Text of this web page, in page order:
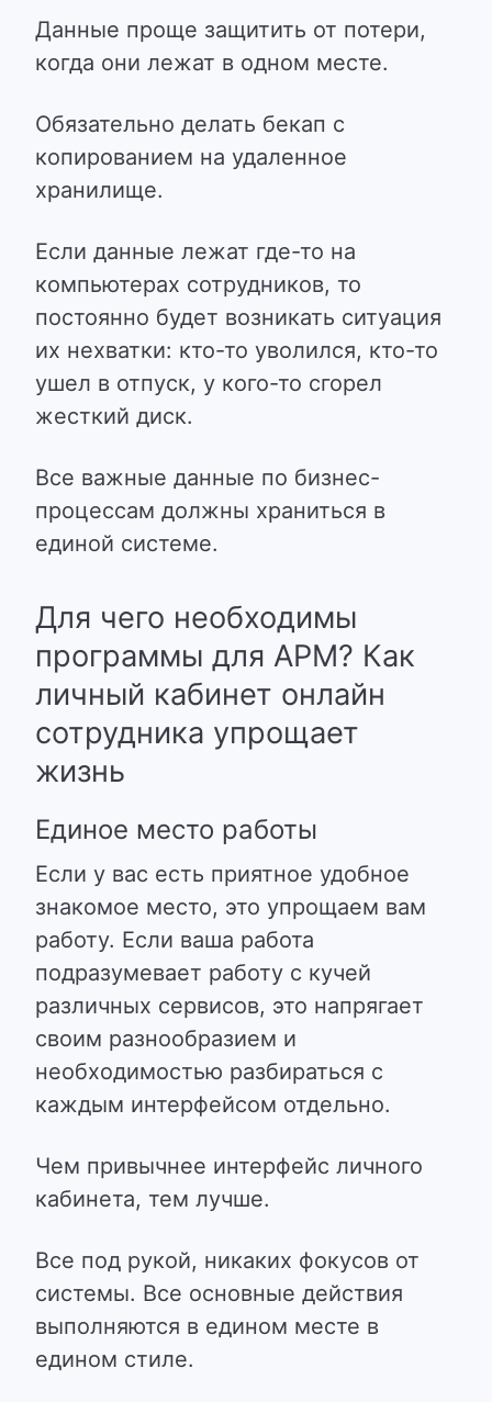
Данные проще защитить от потери,
когда они лежат в одном месте.
Обязательно делать бекап с
копированием на удаленное
хранилище.
Если данные лежат где-то на
компьютерах сотрудников, то
постоянно будет возникать ситуация
их нехватки: кто-то уволился, кто-то
ушел в отпуск, у кого-то сгорел
жесткий диск.
Все важные данные по бизнес-
процессам должны храниться в
единой системе.
Для чего необходимы
программы для АРМ? Как
личный кабинет онлайн
сотрудника упрощает
жизнь
Единое место работы
Если у вас есть приятное удобное
знакомое место, это упрощаем вам
работу. Если ваша работа
подразумевает работу с кучей
различных сервисов, это напрягает
своим разнообразием и
необходимостью разбираться с
каждым интерфейсом отдельно.
Чем привычнее интерфейс личного
кабинета, тем лучше.
Все под рукой, никаких фокусов от
системы. Все основные действия
выполняются в едином месте в
едином стиле.